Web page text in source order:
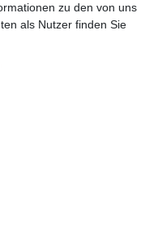
zu den von uns
als Nutzer finden Sie